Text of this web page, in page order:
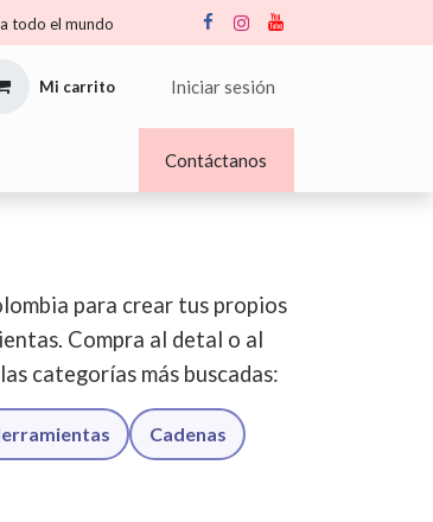
todo el mundo
Mi carrito Iniciar sesión
Contáctanos
para crear tus propios
Compra al detal o al
categorías más buscadas:
Cadenas